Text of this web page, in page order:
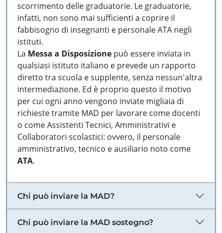
scorrimento delle graduatorie. Le graduatorie,
infatti, non sono mai sufficienti a coprire il
fabbisogno di insegnanti e personale ATA negli
istituti.
La Messa a Disposizione può essere inviata in
qualsiasi istituto italiano e prevede un rapporto
diretto tra scuola e supplente, senza nessun'altra
intermediazione. Ed è proprio questo il motivo
per cui ogni anno vengono inviate migliaia di
richieste tramite MAD per lavorare come docenti
o come Assistenti Tecnici, Amministrativi e
Collaboratori scolastici: ovvero, il personale
amministrativo, tecnico e ausiliario noto come
ATA.
Chi può inviare la MAD?
Chi può inviare la MAD sostegno?